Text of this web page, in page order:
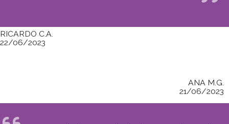
RICARDO C.A.
22/06/2023
ANA M.G.
21/06/2023